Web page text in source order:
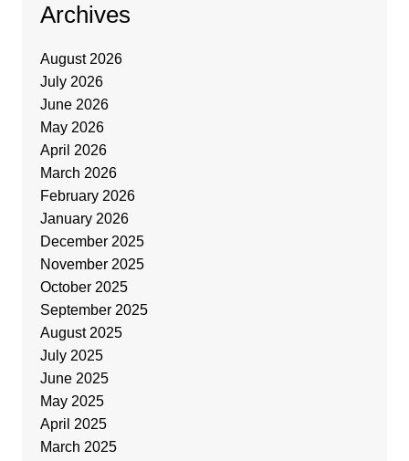
Archives
August 2026
July 2026
June 2026
May 2026
April 2026
March 2026
February 2026
January 2026
December 2025
November 2025
October 2025
September 2025
August 2025
July 2025
June 2025
May 2025
April 2025
March 2025